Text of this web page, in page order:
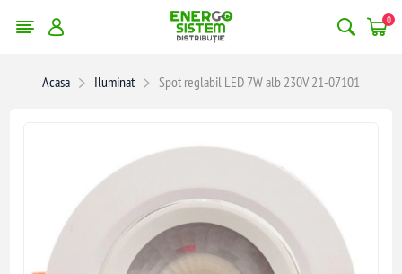
0
Acasa Iluminat Spot reglabil LED 7W alb 230V 21-07101